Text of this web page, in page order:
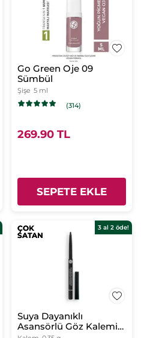
Go Green Oje 09
Sümbül
Şişe 5 ml
(314)
269.90 TL
SEPETE EKLE
ÇOK
SATAN
ÇOK
SATAN
3 al 2 öde!
Suya Dayanıklı
Asansörlü Göz Kalemi